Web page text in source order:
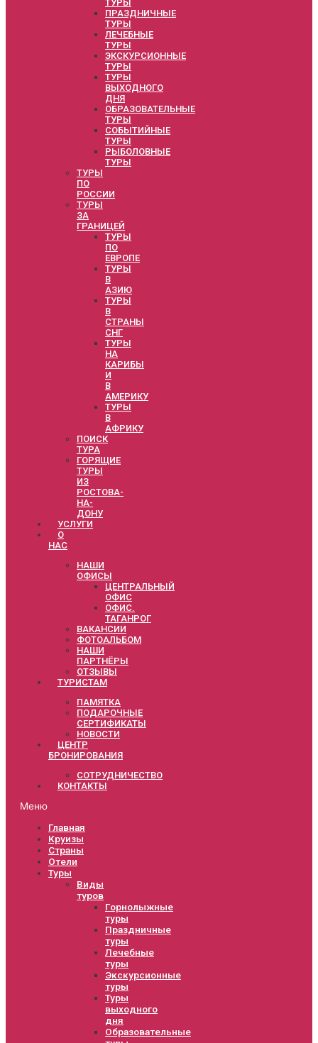
ТУРЫ
ПРАЗДНИЧНЫЕ
ТУРЫ
ЛЕЧЕБНЫЕ
ТУРЫ
ЭКСКУРСИОННЫЕ
ТУРЫ
ТУРЫ
ВЫХОДНОГО
ДНЯ
ОБРАЗОВАТЕЛЬНЫЕ
ТУРЫ
СОБЫТИЙНЫЕ
ТУРЫ
РЫБОЛОВНЫЕ
ТУРЫ
ТУРЫ
ПО
РОССИИ
ТУРЫ
ЗА
ГРАНИЦЕЙ
ТУРЫ
ПО
ЕВРОПЕ
ТУРЫ
В
АЗИЮ
ТУРЫ
В
СТРАНЫ
СНГ
ТУРЫ
НА
КАРИБЫ
И
В
АМЕРИКУ
ТУРЫ
В
АФРИКУ
ПОИСК
ТУРА
ГОРЯЩИЕ
ТУРЫ
ИЗ
РОСТОВА-
НА-
ДОНУ
УСЛУГИ
О
НАС
НАШИ
ОФИСЫ
ЦЕНТРАЛЬНЫЙ
ОФИС
ОФИС.
ТАГАНРОГ
ВАКАНСИИ
ФОТОАЛЬБОМ
НАШИ
ПАРТНЁРЫ
ОТЗЫВЫ
ТУРИСТАМ
ПАМЯТКА
ПОДАРОЧНЫЕ
СЕРТИФИКАТЫ
НОВОСТИ
ЦЕНТР
БРОНИРОВАНИЯ
СОТРУДНИЧЕСТВО
КОНТАКТЫ
Меню
Главная
Круизы
Страны
Отели
Туры
Виды
туров
Горнолыжные
туры
Праздничные
туры
Лечебные
туры
Экскурсионные
туры
Туры
выходного
дня
Образовательные